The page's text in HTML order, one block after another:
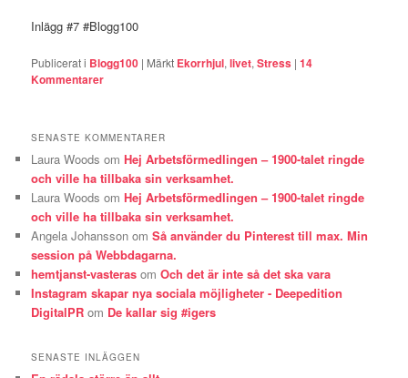
Inlägg #7 #Blogg100
Publicerat i Blogg100 | Märkt Ekorrhjul,livet,Stress |14
Kommentarer
SENASTE KOMMENTARER
Laura Woods omHej Arbetsförmedlingen – 1900-talet ringde
och ville ha tillbaka sin verksamhet.
Laura Woods omHej Arbetsförmedlingen – 1900-talet ringde
och ville ha tillbaka sin verksamhet.
Angela Johansson omSå använder du Pinterest till max. Min
session på Webbdagarna.
hemtjanst-vasteras omOch det är inte så det ska vara
Instagram skapar nya sociala möjligheter - Deepedition
DigitalPR om De kallar sig #igers
SENASTE INLÄGGEN